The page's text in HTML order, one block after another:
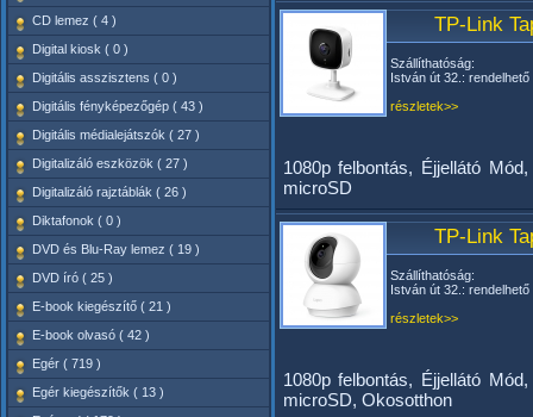
CD lemez ( 4 )
Digital kiosk ( 0 )
Digitális asszisztens ( 0 )
Digitális fényképezőgép ( 43 )
Digitális médialejátszók ( 27 )
Digitalizáló eszközök ( 27 )
Digitalizáló rajztáblák ( 26 )
Diktafonok ( 0 )
DVD és Blu-Ray lemez ( 19 )
DVD író ( 25 )
E-book kiegészítő ( 21 )
E-book olvasó ( 42 )
Egér ( 719 )
Egér kiegészítők ( 13 )
TP-Link
Szállíthatóság:
István út 32.: rendelhető
részletek>>
1080p felbontás, Éjjellátó
microSD
TP-Link
Szállíthatóság:
István út 32.: rendelhető
részletek>>
1080p felbontás, Éjjellátó
microSD, Okosotthon